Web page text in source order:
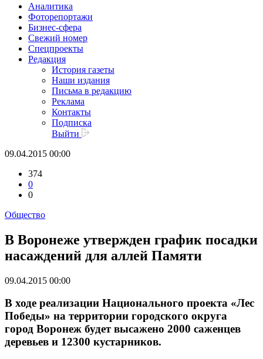
Аналитика
Фоторепортажи
Бизнес-сфера
Свежий номер
Спецпроекты
Редакция
История газеты
Наши издания
Письма в редакцию
Реклама
Контакты
Подписка
Выйти
09.04.2015 00:00
374
0
0
Общество
В Воронеже утвержден график посадки
насаждений для аллей Памяти
09.04.2015 00:00
В ходе реализации Национального проекта «Лес
Победы» на территории городского округа
город Воронеж будет высажено 2000 саженцев
деревьев и 12300 кустарников.